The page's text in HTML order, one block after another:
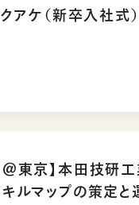
アケ（新卒入社式
＠東京】本田技研
ルマップの策定と